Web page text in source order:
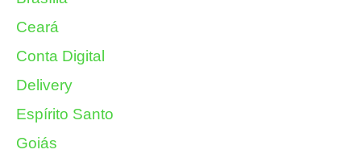
Ceará
Conta Digital
Delivery
Espírito Santo
Goiás